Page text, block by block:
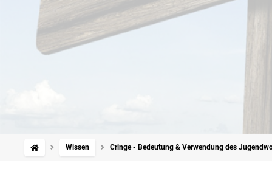
Wissen Cringe - Bedeutung & Verwendung des